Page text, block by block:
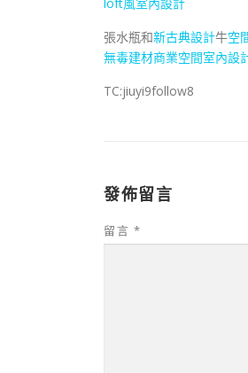
張水瓶和新古典設計牛空
無毒建材商業空間室內設
TC:jiuyi9follow8
發佈留言
留言 *